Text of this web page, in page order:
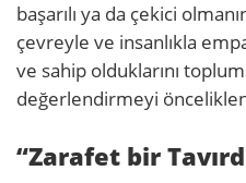
başarılı ya da çekici
çevreyle ve insanlıkla
ve sahip olduklarını
değerlendirmeyi
“Zarafet bir